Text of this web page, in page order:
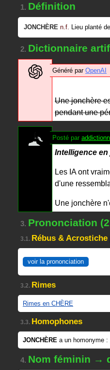
1. Définition
JONCHÈRE n.f. Lieu planté de
2. Dictionnaire
Généré par OpenAI
Une jonchère
pendant une
Posté par
Intelligence en
Les IA ont
d'une
Une jonchère
3. Prononciation
3.1. Rébus &
voir la prononciation
3.2. Rimes
Rimes en CHÈRE
3.3. Homophones
JONCHÈRE a un homonyme :
4. Nom féminin →